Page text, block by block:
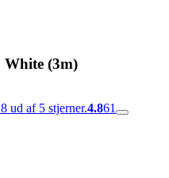
(3m)
ud af 5 stjerner.4.861